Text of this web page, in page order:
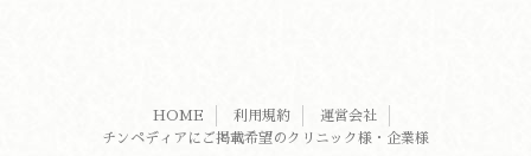
HOME 利用規約
運営会社
チンペディアにご掲載希望のクリニック様・企業様